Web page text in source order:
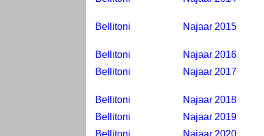
Bellitoni Najaar 2015
Bellitoni Najaar 2016
Bellitoni
Najaar 2017
Bellitoni Najaar 2018
Bellitoni
Najaar 2019
Bellitoni
Najaar 2020